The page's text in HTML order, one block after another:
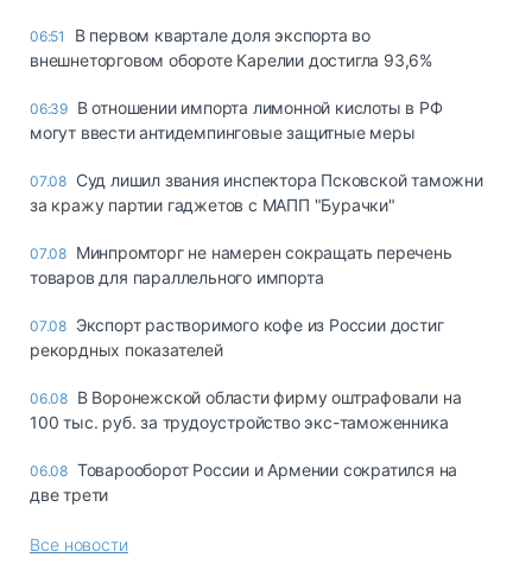
06:51
В первом квартале доля экспорта во
внешнеторговом обороте Карелии достигла 93,6%
06:39 В отношении импорта лимонной кислоты в РФ
могут ввести антидемпинговые защитные меры
07.08 Суд лишил звания инспектора Псковской таможни
за кражу партии гаджетов с МАПП "Бурачки"
07.08 Минпромторг не намерен сокращать перечень
товаров для параллельного импорта
07.08 Экспорт растворимого кофе из России достиг
рекордных показателей
06.08 В Воронежской области фирму оштрафовали на
100 тыс. руб. за трудоустройство экс-таможенника
06.08 Товарооборот России и Армении сократился на
две трети
Все новости